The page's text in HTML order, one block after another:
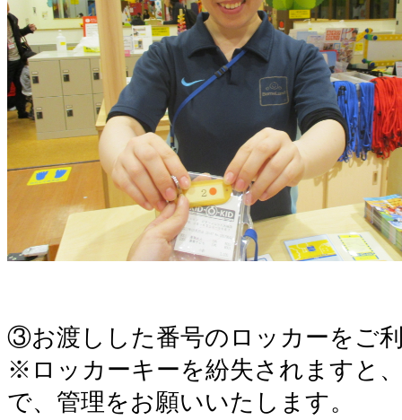
③お渡しした番号のロッカーをご
※ロッカーキーを紛失されますと
で、管理をお願いいたします。